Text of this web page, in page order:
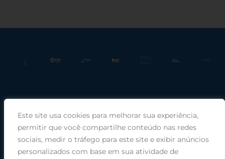
Este site usa cookies para melhorar sua experiência,
permitir que você compartilhe conteúdo nas redes
sociais, medir o tráfego para este site e exibir anúncios
personalizados com base em sua atividade de
Praça Rui Barbosa, 220, sala 66, Porto Alegre, RS, 90030-100 |
Telefone: (51) 99949-1120